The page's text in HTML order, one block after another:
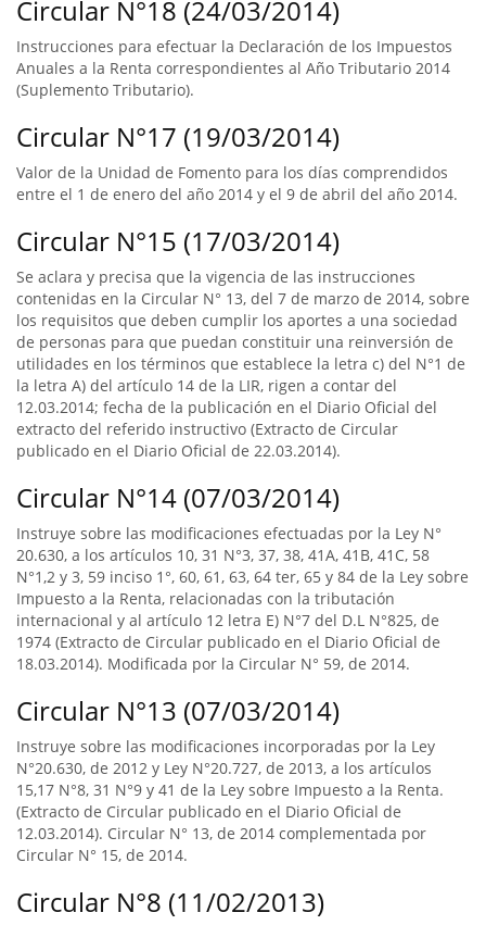
Circular N°18 (24/03/2014)
Instrucciones para efectuar la Declaración de los Impuestos
Anuales a la Renta correspondientes al Año Tributario 2014
(Suplemento Tributario).
Circular N°17 (19/03/2014)
Valor de la Unidad de Fomento para los días comprendidos
entre el 1 de enero del año 2014 y el 9 de abril del año 2014.
Circular N°15 (17/03/2014)
Se aclara y precisa que la vigencia de las instrucciones
contenidas en la Circular N° 13, del 7 de marzo de 2014, sobre
los requisitos que deben cumplir los aportes a una sociedad
de personas para que puedan constituir una reinversión de
utilidades en los términos que establece la letra c) del N°1 de
la letra A) del artículo 14 de la LIR, rigen a contar del
12.03.2014; fecha de la publicación en el Diario Oficial del
extracto del referido instructivo (Extracto de Circular
publicado en el Diario Oficial de 22.03.2014).
Circular N°14 (07/03/2014)
Instruye sobre las modificaciones efectuadas por la Ley N°
20.630, a los artículos 10, 31 N°3, 37, 38, 41A, 41B, 41C, 58
N°1,2 y 3, 59 inciso 1°, 60, 61, 63, 64 ter, 65 y 84 de la Ley sobre
Impuesto a la Renta, relacionadas con la tributación
internacional y al artículo 12 letra E) N°7 del D.L N°825, de
1974 (Extracto de Circular publicado en el Diario Oficial de
18.03.2014). Modificada por la Circular N° 59, de 2014.
Circular N°13 (07/03/2014)
Instruye sobre las modificaciones incorporadas por la Ley
N°20.630, de 2012 y Ley N°20.727, de 2013, a los artículos
15,17 N°8, 31 N°9 y 41 de la Ley sobre Impuesto a la Renta.
(Extracto de Circular publicado en el Diario Oficial de
12.03.2014). Circular N° 13, de 2014 complementada por
Circular N° 15, de 2014.
Circular N°8 (11/02/2013)